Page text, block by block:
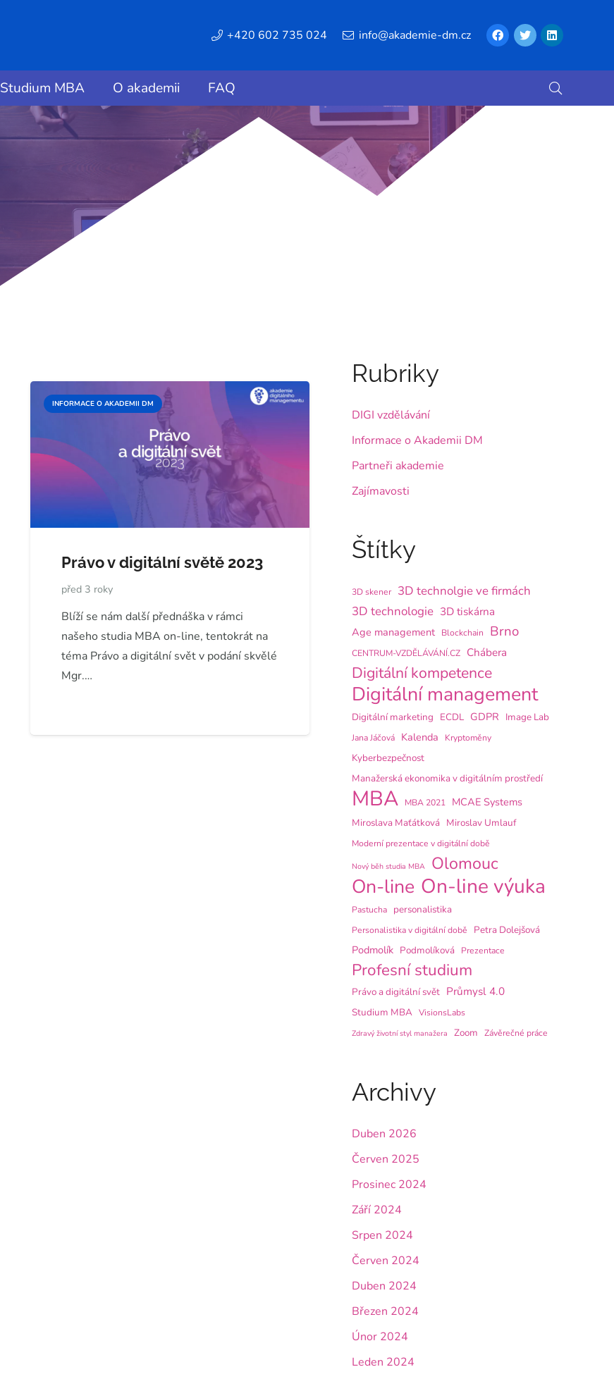
+420 602 735 024 info@akademie-dm.cz
Studium MBA O akademii FAQ
INFORMACE O AKADEMII DM
Právo v digitální světě 2023
před 3 roky
Blíží se nám další přednáška v rámci
našeho studia MBA on-line, tentokrát na
téma Právo a digitální svět v podání skvělé
Mgr.…
Rubriky
DIGI vzdělávání
Informace o Akademii DM
Partneři akademie
Zajímavosti
Štítky
3D skener
3D technolgie ve firmách
3D technologie 3D tiskárna
Age management
Blockchain Brno
CENTRUM-VZDĚLÁVÁNÍ.CZ Chábera
Digitální kompetence
Digitální management
Digitální marketing ECDL GDPR Image Lab
Jana Jáčová Kalenda Kryptoměny
Kyberbezpečnost
Manažerská ekonomika v digitálním prostředí
MBA MBA 2021 MCAE Systems
Miroslava Maťátková Miroslav Umlauf
Moderní prezentace v digitální době
Nový běh studia MBA Olomouc
On-line On-line výuka
Pastucha personalistika
Personalistika v digitální době Petra Dolejšová
Podmolík Podmolíková Prezentace
Profesní studium
Právo a digitální svět Průmysl 4.0
Studium MBA VisionsLabs
Zdravý životní styl manažera Zoom Závěrečné práce
Archivy
Duben 2026
Červen 2025
Prosinec 2024
Září 2024
Srpen 2024
Červen 2024
Duben 2024
Březen 2024
Únor 2024
Leden 2024